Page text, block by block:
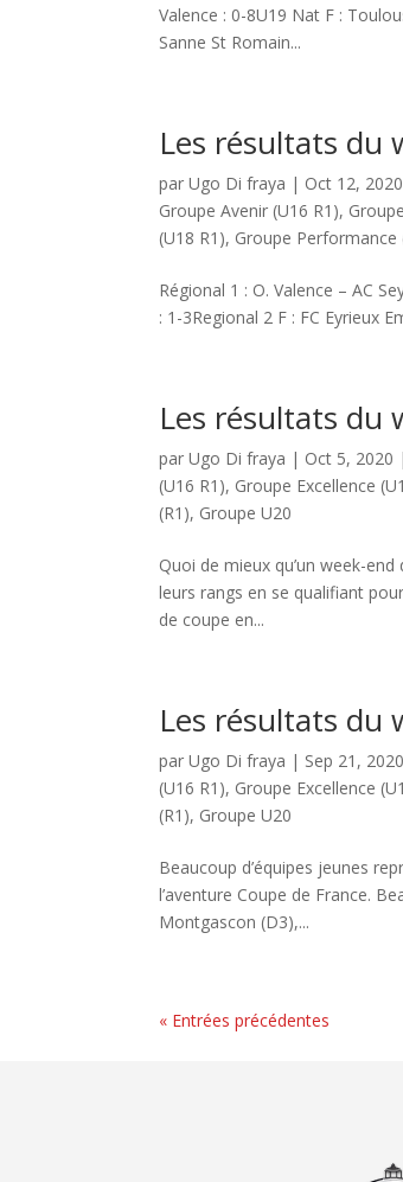
Valence : 0-8U19 Nat F :
Sanne St Romain...
Les résultats du
parUgo Di fraya | Oct 12, 2020
Groupe Avenir (U16 R1),
(U18 R1), Groupe Performance
Régional 1 : O. Valence – AC
: 1-3Regional 2 F : FC Eyrieux
Les résultats du
parUgo Di fraya | Oct 5, 2020
(U16 R1), Groupe Excellence
(R1), Groupe U20
Quoi de mieux qu’un week-
leurs rangs en se qualifiant
de coupe en...
Les résultats du
parUgo Di fraya | Sep 21, 2020
(U16 R1), Groupe Excellence
(R1), Groupe U20
Beaucoup d’équipes jeunes
l’aventure Coupe de France.
Montgascon (D3),...
« Entrées précédentes